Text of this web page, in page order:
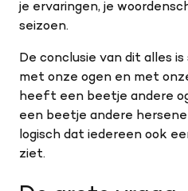
je ervaringen, je
seizoen.
De conclusie van dit alles
met onze ogen en met
heeft een beetje andere
een beetje andere
logisch dat iedereen ook
ziet.